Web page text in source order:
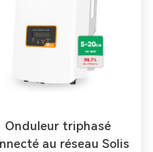
Onduleur triphasé
au réseau Solis